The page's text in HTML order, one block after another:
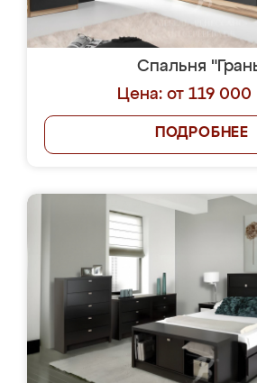
Спальня
Цена: от 119 000
ПОДРОБНЕЕ